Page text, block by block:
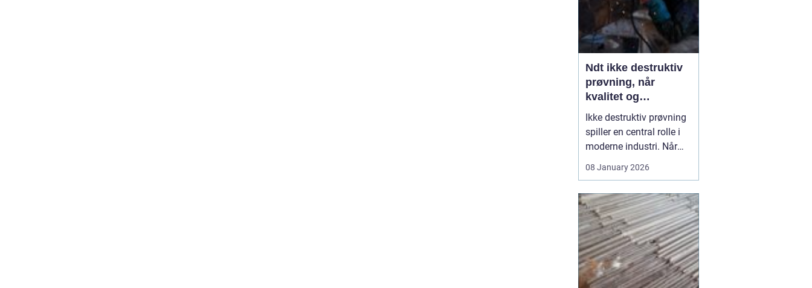
Ndt ikke destruktiv
prøvning, når
kvalitet og
sikkerhed er
afgørende
Ikke destruktiv prøvning
spiller en central rolle i
moderne industri. Når
udstyr, tanke eller
kontrolleres, skal det ske
uden at ødelægge
emnet. Her kommerN...
08 January 2026